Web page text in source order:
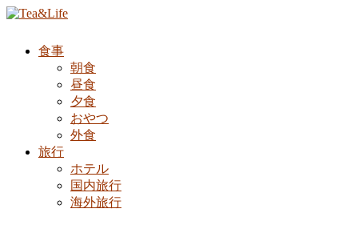
食事
朝食
昼食
夕食
おやつ
外食
旅行
ホテル
国内旅行
海外旅行